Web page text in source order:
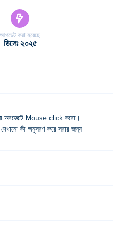
আপডেট করা হয়েছে
ডিসেঃ ২০২৫
অবজেক্টে Mouse click করো।
দেখানো কী অনুসরণ করে সরার জন্য